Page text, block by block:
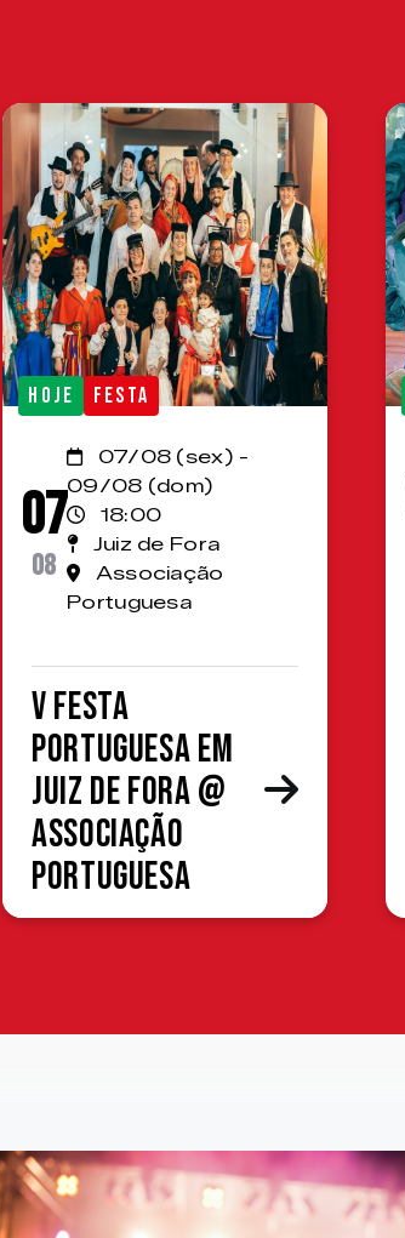
HOJE FESTA
07
08
07/08 (sex) -
09/08 (dom)
18:00
Juiz de Fora
Associação
Portuguesa
V Festa
Portuguesa em
Juiz de Fora @
Associação
Portuguesa